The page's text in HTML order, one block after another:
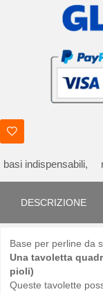
basi indispensabili,
DESCRIZIONE
Base per perline da
Una tavoletta
pioli)
Queste tavolette